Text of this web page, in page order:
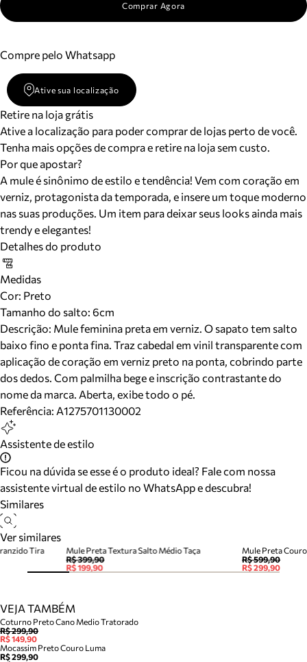
Comprar Agora
Compre pelo Whatsapp
Ative sua localização
Retire na loja grátis
Ative a localização para poder comprar de lojas perto de você.
Tenha mais opções de compra e retire na loja sem custo.
Por que apostar?
A mule é sinônimo de estilo e tendência! Vem com coração em
verniz, protagonista da temporada, e insere um toque moderno
nas suas produções. Um item para deixar seus looks ainda mais
trendy e elegantes!
Detalhes do produto
Medidas
Cor: Preto
Tamanho do salto: 6cm
Descrição: Mule feminina preta em verniz. O sapato tem salto
baixo fino e ponta fina. Traz cabedal em vinil transparente com
aplicação de coração em verniz preto na ponta, cobrindo parte
dos dedos. Com palmilha bege e inscrição contrastante do
nome da marca. Aberta, exibe todo o pé.
Referência: A1275701130002
Assistente de estilo
Ficou na dúvida se esse é o produto ideal? Fale com nossa
assistente virtual de estilo no WhatsApp e descubra!
Similares
Ver similares
Mule Preta Textura Salto Médio Taça
R$ 399,90
R$ 199,90
Mule Preta
R$ 599,90
R$ 299,90
Tira
VEJA TAMBÉM
Coturno Preto Cano Medio Tratorado
R$ 299,90
R$ 149,90
Mocassim Preto Couro Luma
R$ 299,90